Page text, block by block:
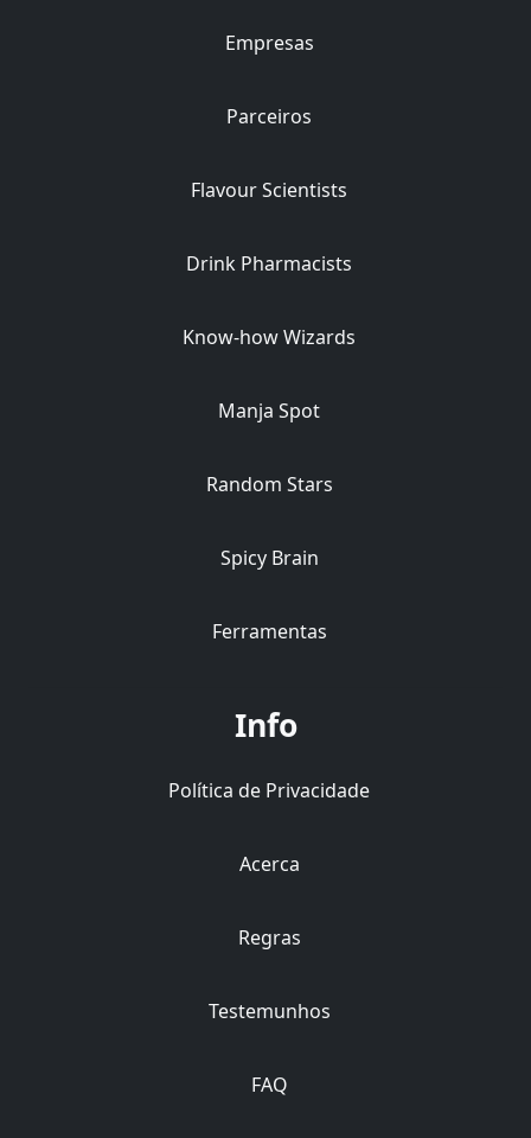
Empresas
Parceiros
Flavour Scientists
Drink Pharmacists
Know-how Wizards
Manja Spot
Random Stars
Spicy Brain
Ferramentas
Info
Política de Privacidade
Acerca
Regras
Testemunhos
FAQ